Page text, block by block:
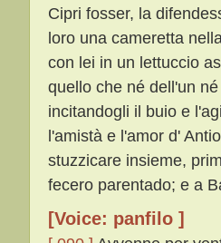
Cipri fosser, la
loro una cameretta
con lei in un lettuccio
quello che né dell'un
incitandogli il buio e
l'amistà e l'amor d'
stuzzicare insieme,
fecero parentado; e a
[Voice: panfilo ]